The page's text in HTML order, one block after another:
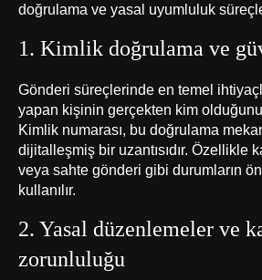
doğrulama ve yasal uyumluluk
1. Kimlik doğrulama ve
Gönderi süreçlerinde en temel
yapan kişinin gerçekten kim
Kimlik numarası, bu doğrulama
dijitalleşmiş bir uzantısıdır. Özellikle
veya sahte gönderi gibi durumların
kullanılır.
2. Yasal düzenlemeler ve
zorunluluğu